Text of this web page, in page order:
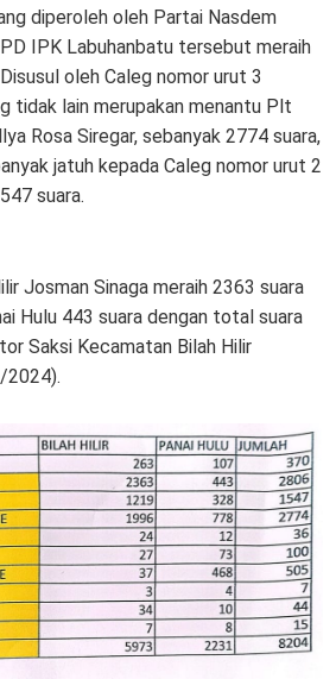
diperoleh oleh Partai Nasdem
IPK Labuhanbatu tersebut meraih
oleh Caleg nomor urut 3
tidak lain merupakan menantu Plt
Rosa Siregar, sebanyak 2774 suara,
jatuh kepada Caleg nomor urut 2
suara.
Josman Sinaga meraih 2363 suara
Hulu 443 suara dengan total suara
Saksi Kecamatan Bilah Hilir
2024).